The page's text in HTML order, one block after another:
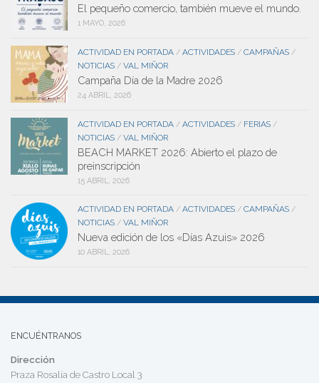
El pequeño comercio, también mueve el mundo.
1 MAYO, 2026
ACTIVIDAD EN PORTADA / ACTIVIDADES / CAMPAÑAS /
NOTICIAS / VAL MIÑOR
Campaña Día de la Madre 2026
24 ABRIL, 2026
ACTIVIDAD EN PORTADA / ACTIVIDADES / FERIAS /
NOTICIAS / VAL MIÑOR
BEACH MARKET 2026: Abierto el plazo de
preinscripción
15 ABRIL, 2026
ACTIVIDAD EN PORTADA / ACTIVIDADES / CAMPAÑAS /
NOTICIAS / VAL MIÑOR
Nueva edición de los «Días Azuis» 2026
10 ABRIL, 2026
ENCUÉNTRANOS
Dirección
Praza Rosalía de Castro Local 3